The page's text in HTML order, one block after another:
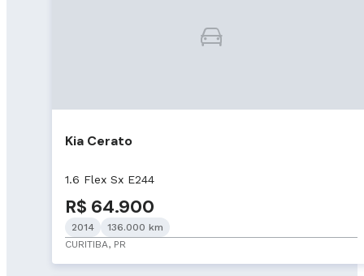
Kia Cerato
1.6 Flex Sx E244
R$ 64.900
2014
136.000 km
CURITIBA, PR